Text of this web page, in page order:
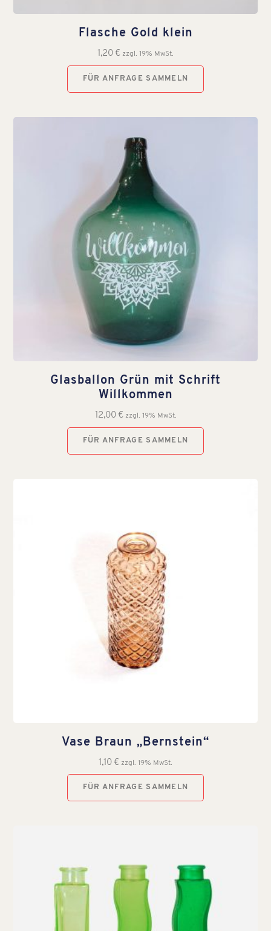
Flasche Gold klein
1,20 € zzgl. 19% MwSt.
FÜR ANFRAGE SAMMELN
Glasballon Grün mit Schrift
Willkommen
12,00 € zzgl. 19% MwSt.
FÜR ANFRAGE SAMMELN
Vase Braun „Bernstein“
1,10 € zzgl. 19% MwSt.
FÜR ANFRAGE SAMMELN